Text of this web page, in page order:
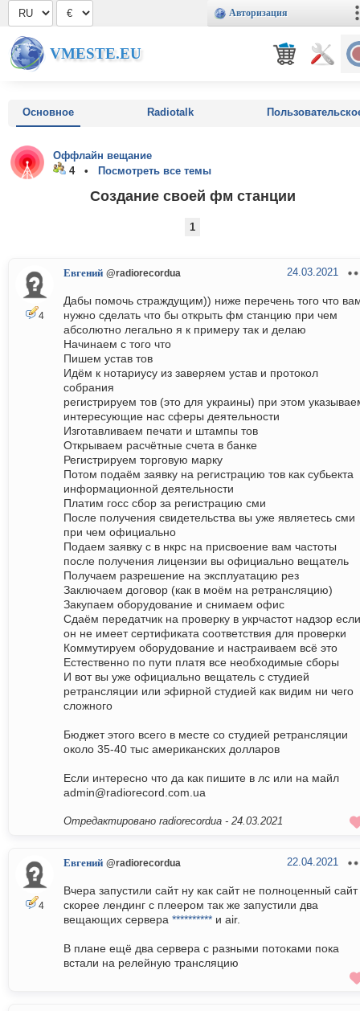
Авторизация
VMESTE.EU
Основное Radiotalk
Оффлайн вещание
4 •
Посмотреть все темы
Создание своей фм станции
1
4
Евгений @radiorecordua 24.03.2021
Дабы помочь страждущим)) ниже перечень того что
нужно сделать что бы открыть фм станцию при чем
абсолютно легально я к примеру так и делаю
Начинаем с того что
Пишем устав тов
Идём к нотариусу из заверяем устав и протокол
собрания
регистрируем тов (это для украины) при этом
интересующие нас сферы деятельности
Изготавливаем печати и штампы тов
Открываем расчётные счета в банке
Регистрируем торговую марку
Потом подаём заявку на регистрацию тов как субьекта
информационной деятельности
Платим госс сбор за регистрацию сми
После получения свидетельства вы уже являетесь сми
при чем официально
Подаем заявку с в нкрс на присвоение вам частоты
после получения лицензии вы официально вещатель
Получаем разрешение на эксплуатацию рез
Заключаем договор (как в моём на ретрансляцию)
Закупаем оборудование и снимаем офис
Сдаём передатчик на проверку в укрчастот надзор если
он не имеет сертификата соответствия для проверки
Коммутируем оборудование и настраиваем всё это
Естественно по пути платя все необходимые сборы
И вот вы уже официально вещатель с студией
ретрансляции или эфирной студией как видим ни чего
сложного
Бюджет этого всего в месте со студией ретрансляции
около 35-40 тыс американских долларов
Если интересно что да как пишите в лс или на майл
admin@radiorecord.com.ua
Отредактировано radiorecordua - 24.03.2021
4
Евгений @radiorecordua 22.04.2021
Вчера запустили сайт ну как сайт не полноценный
скорее лендинг с плеером так же запустили два
вещающих сервера ********** и air.
В плане ещё два сервера с разными потоками пока
встали на релейную трансляцию